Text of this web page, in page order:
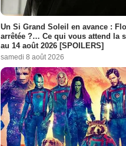
Un Si Grand Soleil en avance :
arrêtée ?… Ce qui vous attend la
au 14 août 2026 [SPOILERS]
samedi 8 août 2026